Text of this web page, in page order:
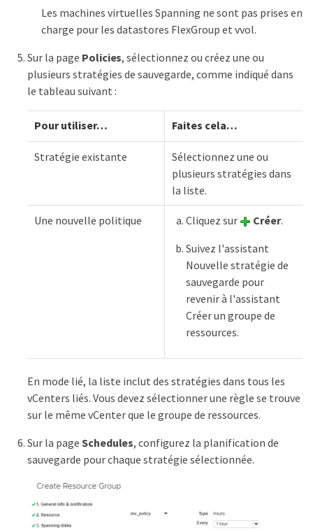
Les machines virtuelles Spanning ne sont pas prises en
charge pour les datastores FlexGroup et vvol.
Sur la page Policies, sélectionnez ou créez une ou
plusieurs stratégies de sauvegarde, comme indiqué dans
le tableau suivant :
Pour utiliser… Faites cela…
Stratégie existante
Sélectionnez une ou
plusieurs stratégies dans
la liste.
Une nouvelle politique Cliquez sur Créer.
Suivez l'assistant
Nouvelle stratégie de
sauvegarde pour
revenir à l'assistant
Créer un groupe de
ressources.
En mode lié, la liste inclut des stratégies dans tous les
vCenters liés. Vous devez sélectionner une règle se trouve
sur le même vCenter que le groupe de ressources.
Sur la page Schedules, configurez la planification de
sauvegarde pour chaque stratégie sélectionnée.